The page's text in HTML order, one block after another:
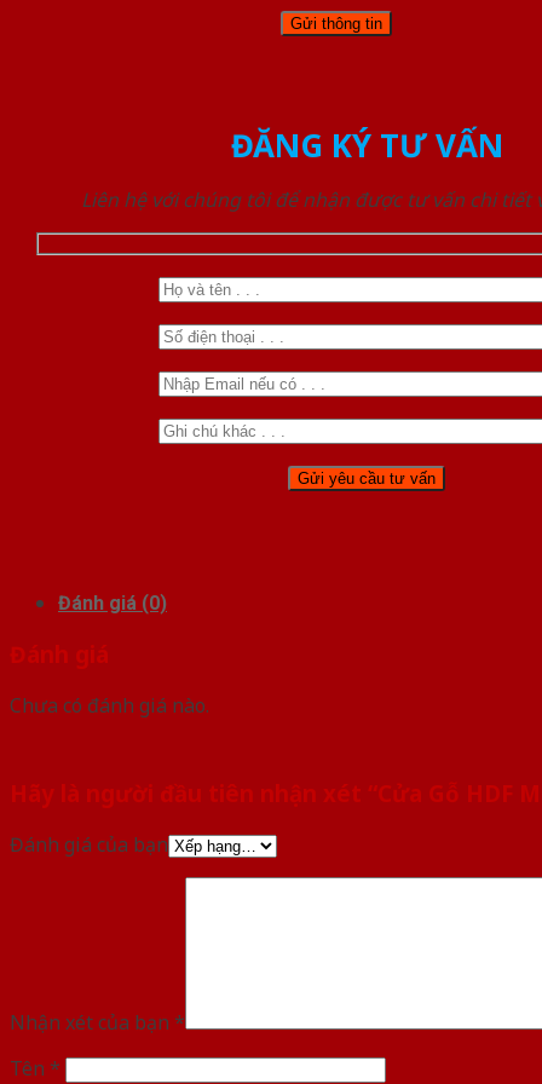
ĐĂNG KÝ TƯ VẤN
Liên hệ với chúng tôi để nhận được tư vấn chi tiết
Đánh giá (0)
Đánh giá
Chưa có đánh giá nào.
Hãy là người đầu tiên nhận xét “Cửa Gỗ HDF
Đánh giá của bạn
Nhận xét của bạn *
Tên *